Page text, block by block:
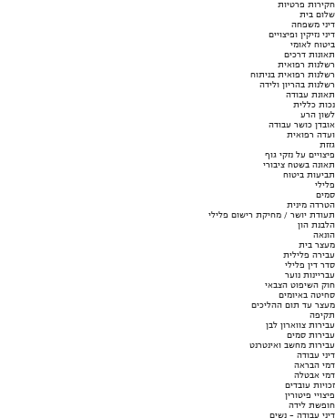
חקירות פרטיות
שלום בית
דיני משפחה
דיני נזיקין ופיצויים
ביטוח לאומי
תאונות דרכים
רשלנות רפואית
רשלנות רפואית בניתוח
רשלנות בהריון ולידה
תאונת עבודה
נכות כללית
לשון הרע
אובדן כושר עבודה
ועדה רפואית
גזזת
פיצויים על נזקי גוף
תאונה בשטח ציבורי
תביעות ביטוח
פלילי
סמים
הטרדה מינית
תעודת יושר / מחיקת רישום פלילי
הלבנת הון
הונאה
מעצר בית
עבירה פלילית
סדר דין פלילי
עבריינות נוער
חוק השיפוט הצבאי
סחיטה באיומים
מעצר עד תום ההליכים
תקיפה
עבירות צווארון לבן
עבירות סמים
עבירות מחשב ואינטרנט
דיני עבודה
דמי הבראה
דמי אבטלה
זכויות עובדים
פיצויי פיטורין
חופשת לידה
דיני עבודה - נשים